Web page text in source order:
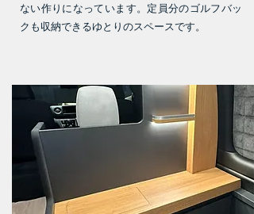
ない作りになっています。定員分のゴルフバッ
クも収納できるゆとりのスペースです。